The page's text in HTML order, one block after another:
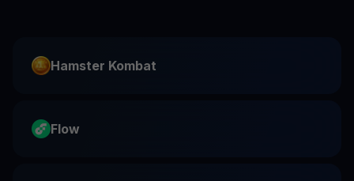
Hamster Kombat
Flow